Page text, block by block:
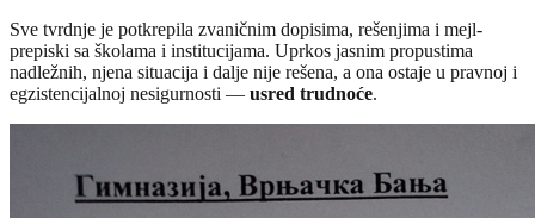
Sve tvrdnje je potkrepila zvaničnim dopisima, rešenjima i mejl-
prepiski sa školama i institucijama. Uprkos jasnim propustima
nadležnih, njena situacija i dalje nije rešena, a ona ostaje u pravnoj i
egzistencijalnoj nesigurnosti — usred trudnoće.